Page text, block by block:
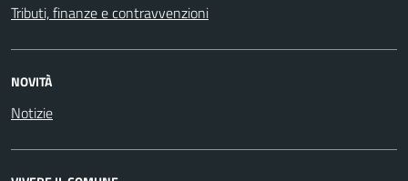
Tributi, finanze e contravvenzioni
NOVITÀ
Notizie